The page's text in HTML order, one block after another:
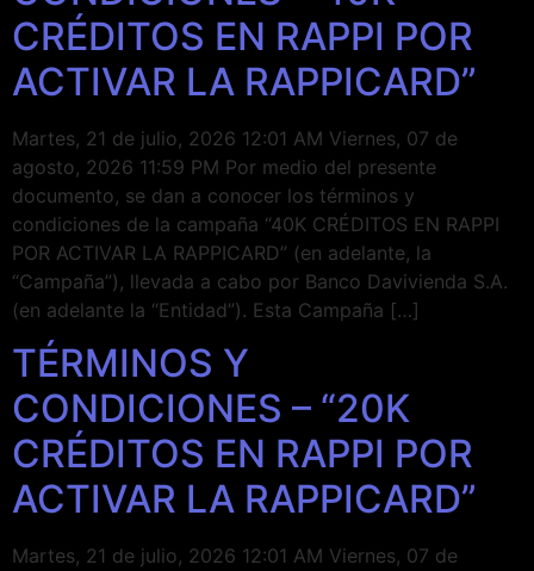
CRÉDITOS EN RAPPI POR
ACTIVAR LA RAPPICARD”
Martes, 21 de julio, 2026 12:01 AM Viernes, 07 de
agosto, 2026 11:59 PM Por medio del presente
documento, se dan a conocer los términos y
condiciones de la campaña “40K CRÉDITOS EN RAPPI
POR ACTIVAR LA RAPPICARD” (en adelante, la
“Campaña”), llevada a cabo por Banco Davivienda S.A.
(en adelante la “Entidad”). Esta Campaña […]
TÉRMINOS Y
CONDICIONES – “20K
CRÉDITOS EN RAPPI POR
ACTIVAR LA RAPPICARD”
Martes, 21 de julio, 2026 12:01 AM Viernes, 07 de